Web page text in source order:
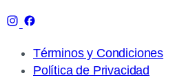
Términos y Condiciones
Política de Privacidad